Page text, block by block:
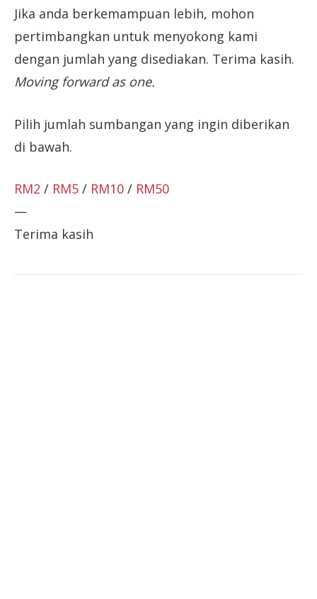
Jika anda berkemampuan lebih, mohon
pertimbangkan untuk menyokong kami
dengan jumlah yang disediakan. Terima kasih.
Moving forward as one.
Pilih jumlah sumbangan yang ingin diberikan
di bawah.
RM2 / RM5 / RM10 / RM50
—
Terima kasih